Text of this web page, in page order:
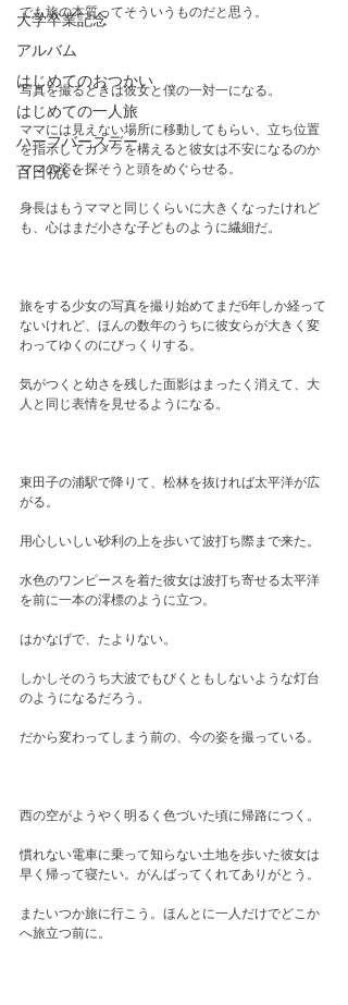
大学卒業記念
アルバム
はじめてのおつかい
はじめての一人旅
ハーフバースデー
百日祝い
でも旅の本質ってそういうものだと思う。
写真を撮るときは彼女と僕の一対一になる。
ママには見えない場所に移動してもらい、立ち位置
を指示してカメラを構えると彼女は不安になるのか
ママの姿を探そうと頭をめぐらせる。
身長はもうママと同じくらいに大きくなったけれど
も、心はまだ小さな子どものように繊細だ。
旅をする少女の写真を撮り始めてまだ6年しか経って
ないけれど、ほんの数年のうちに彼女らが大きく変
わってゆくのにびっくりする。
気がつくと幼さを残した面影はまったく消えて、大
人と同じ表情を見せるようになる。
東田子の浦駅で降りて、松林を抜ければ太平洋が広
がる。
用心しいしい砂利の上を歩いて波打ち際まで来た。
水色のワンピースを着た彼女は波打ち寄せる太平洋
を前に一本の澪標のように立つ。
はかなげで、たよりない。
しかしそのうち大波でもびくともしないような灯台
のようになるだろう。
だから変わってしまう前の、今の姿を撮っている。
西の空がようやく明るく色づいた頃に帰路につく。
慣れない電車に乗って知らない土地を歩いた彼女は
早く帰って寝たい。がんばってくれてありがとう。
またいつか旅に行こう。ほんとに一人だけでどこか
へ旅立つ前に。